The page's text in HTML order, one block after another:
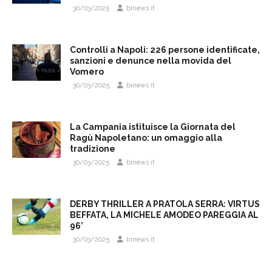
30/03/2025 binews.it
Controlli a Napoli: 226 persone identificate,
sanzioni e denunce nella movida del
Vomero
30/03/2025 binews.it
La Campania istituisce la Giornata del
Ragù Napoletano: un omaggio alla
tradizione
30/03/2025 binews.it
DERBY THRILLER A PRATOLA SERRA: VIRTUS
BEFFATA, LA MICHELE AMODEO PAREGGIA AL
96’
30/03/2025 binews.it